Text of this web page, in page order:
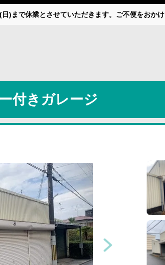
)まで休業とさせていただきます。ご不便をおかけ
付きガレージ